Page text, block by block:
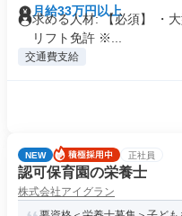
月給33万円以上
求める人材: 【必須】 ・
リフト免許 ※...
交通費支給
NEW 正社員
認可保育園の栄養士
株式会社アイグラン